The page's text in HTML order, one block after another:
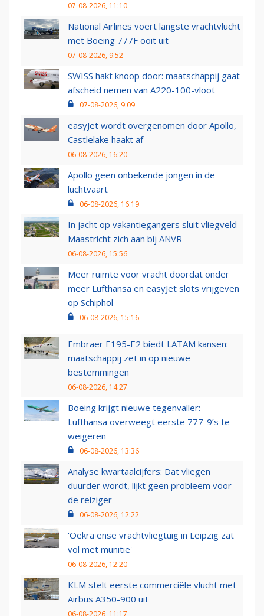
07-08-2026, 11:10
National Airlines voert langste vrachtvlucht
met Boeing 777F ooit uit
07-08-2026, 9:52
SWISS hakt knoop door: maatschappij gaat
afscheid nemen van A220-100-vloot
07-08-2026, 9:09
easyJet wordt overgenomen door Apollo,
Castlelake haakt af
06-08-2026, 16:20
Apollo geen onbekende jongen in de
luchtvaart
06-08-2026, 16:19
In jacht op vakantiegangers sluit vliegveld
Maastricht zich aan bij ANVR
06-08-2026, 15:56
Meer ruimte voor vracht doordat onder
meer Lufthansa en easyJet slots vrijgeven
op Schiphol
06-08-2026, 15:16
Embraer E195-E2 biedt LATAM kansen:
maatschappij zet in op nieuwe
bestemmingen
06-08-2026, 14:27
Boeing krijgt nieuwe tegenvaller:
Lufthansa overweegt eerste 777-9’s te
weigeren
06-08-2026, 13:36
Analyse kwartaalcijfers: Dat vliegen
duurder wordt, lijkt geen probleem voor
de reiziger
06-08-2026, 12:22
'Oekraïense vrachtvliegtuig in Leipzig zat
vol met munitie'
06-08-2026, 12:20
KLM stelt eerste commerciële vlucht met
Airbus A350-900 uit
06-08-2026, 11:17